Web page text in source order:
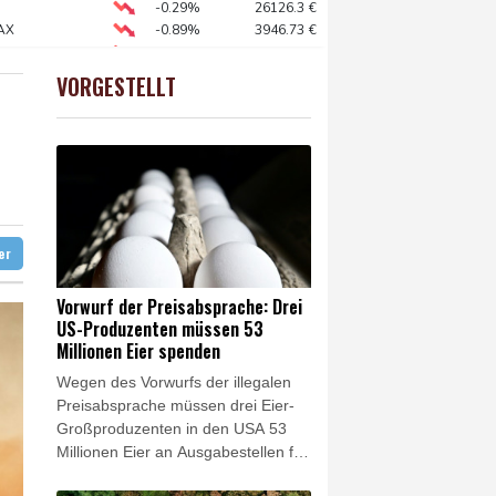
dann doch gestorben
Zverev scheitert in Montréal
-0.29% 26126.3 €
-0.89% 3946.73 €
-0.41%
0.88%
VORGESTELLT
Vorwurf der Preisabsprache: Drei
US-Produzenten müssen 53
Millionen Eier spenden
Wegen des Vorwurfs der illegalen
Preisabsprache müssen drei Eier-
Großproduzenten in den USA 53
Millionen Eier an Ausgabestellen für